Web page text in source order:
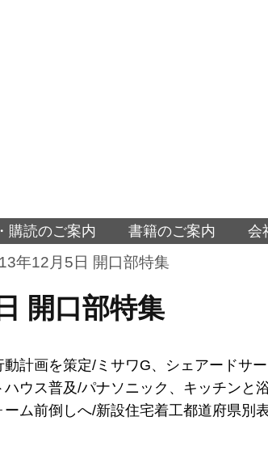
購読のご案内 書籍のご案内 会
年12月5日 開口部特集
開口部特集
計画を策定/ミサワG、シェアードサ
ウス普及/パナソニック、キッチンと
ム前倒しへ/新設住宅着工都道府県別